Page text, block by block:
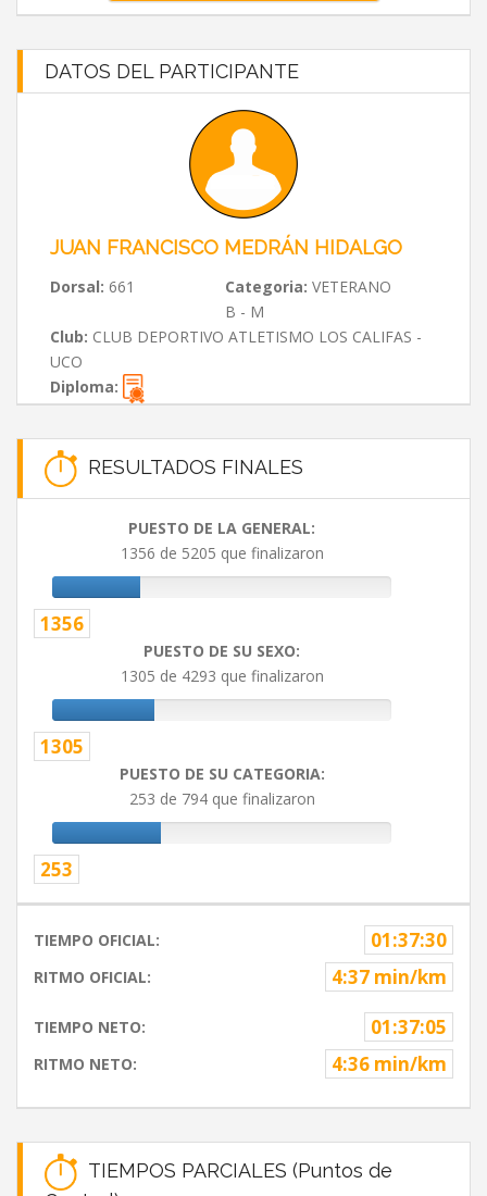
DATOS DEL PARTICIPANTE
JUAN FRANCISCO MEDRÁN HIDALGO
Dorsal: 661 Categoria: VETERANO
B - M
Club: CLUB DEPORTIVO ATLETISMO LOS CALIFAS -
UCO
Diploma:
RESULTADOS FINALES
PUESTO DE LA GENERAL:
1356 de 5205 que finalizaron
1356
PUESTO DE SU SEXO:
1305 de 4293 que finalizaron
1305
PUESTO DE SU CATEGORIA:
253 de 794 que finalizaron
253
TIEMPO OFICIAL: 01:37:30
RITMO OFICIAL: 4:37 min/km
TIEMPO NETO: 01:37:05
RITMO NETO: 4:36 min/km
TIEMPOS PARCIALES (Puntos de